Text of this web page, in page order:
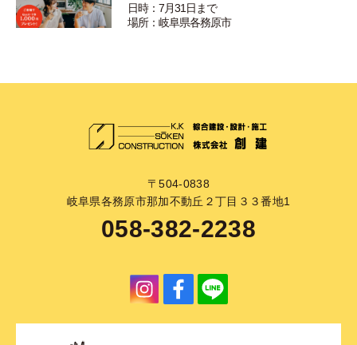
日時：7月31日まで
場所：岐阜県各務原市
〒504-0838
岐阜県各務原市那加不動丘２丁目３３番地1
058-382-2238